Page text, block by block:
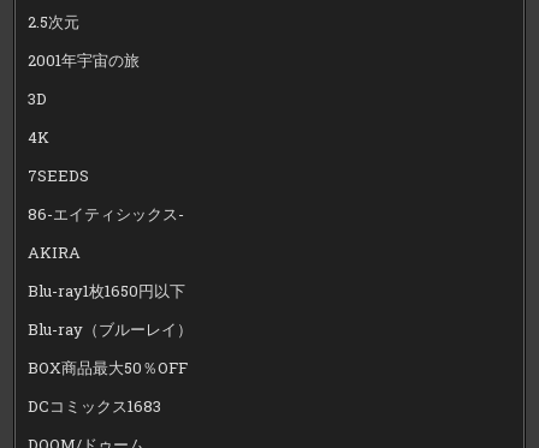
2.5次元
2001年宇宙の旅
3D
4K
7SEEDS
86-エイティシックス-
AKIRA
Blu-ray1枚1650円以下
Blu-ray（ブルーレイ）
BOX商品最大50％OFF
DCコミックス1683